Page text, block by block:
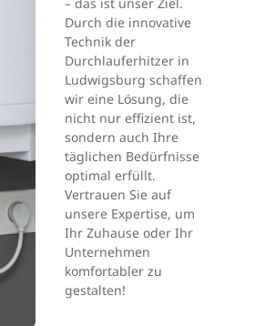
Durch die innovative
Technik der
Durchlauferhitzer in
Ludwigsburg schaffen
wir eine Lösung, die
nicht nur effizient ist,
sondern auch Ihre
täglichen Bedürfnisse
optimal erfüllt.
Vertrauen Sie auf
unsere Expertise, um
Ihr Zuhause oder Ihr
Unternehmen
komfortabler zu
gestalten!